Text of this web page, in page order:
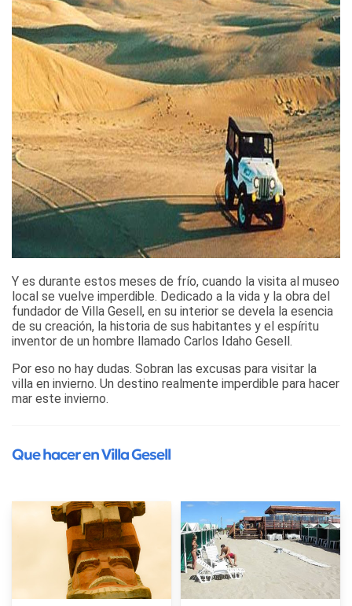
Y es durante estos meses de frío, cuando la visita al museo
local se vuelve imperdible. Dedicado a la vida y la obra del
fundador de Villa Gesell, en su interior se devela la esencia
de su creación, la historia de sus habitantes y el espíritu
inventor de un hombre llamado Carlos Idaho Gesell.
Por eso no hay dudas. Sobran las excusas para visitar la
villa en invierno. Un destino realmente imperdible para hacer
mar este invierno.
Que hacer en Villa Gesell